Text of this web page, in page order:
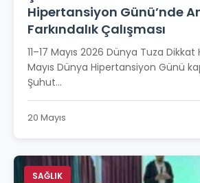
Hipertansiyon Günü’nde
Farkındalık Çalışması
11–17 Mayıs 2026 Dünya Tuza Dikkat
Mayıs Dünya Hipertansiyon Günü
Şuhut...
20 Mayıs
SAĞLIK